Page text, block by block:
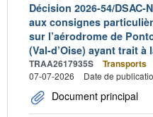
Décision 2026-54/
aux consignes
sur l’aérodrome de
(Val-d’Oise) ayant trait à
TRAA2617935S Transports
07-07-2026
Date de
Document principal